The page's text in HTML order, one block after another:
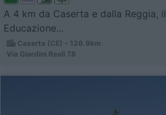
A 4 km da Caserta e dalla Reggia,
Educazione...
Caserta (CE) - 126.9km
Via Giardini Reali 78